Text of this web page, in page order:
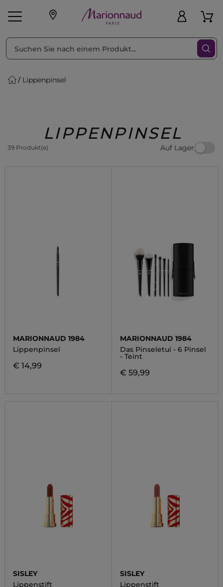
Geschenke
Lippenpinsel
LIPPENPINSEL
39 Produkt(e) Auf Lager
sortieren nach Filter
MARIONNAUD 1984
Lippenpinsel
€ 14,99
MARIONNAUD 1984
Das Pinseletui - 6 Pinsel
- Teint
€ 59,99
SISLEY
Lippenstift
SISLEY
Lippenstift